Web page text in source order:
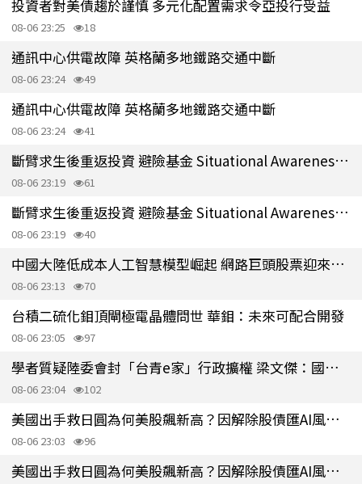
投資者對美債趨於謹慎 多元化配置需求令亞投行受益
08-06 23:25 18
通訊中心供電故障 英格蘭多地鐵路交通中斷
08-06 23:24 49
通訊中心供電故障 英格蘭多地鐵路交通中斷
08-06 23:24 41
斷臂求生後重返投資 避險基金 Situational Awareness 出手押注4億美元
08-06 23:19 61
斷臂求生後重返投資 避險基金 Situational Awareness 出手押注4億美元
08-06 23:19 40
中國大陸低成本人工智慧模型崛起 網路巨頭股票迎來價值重估
08-06 23:13 70
台積二硫化鉬頂閘極電晶體問世 華鉬：未來可配合開發
08-06 23:05 97
學者質疑陸委會封「台青e家」行政擴權 梁文傑：國台辦歡迎來提告
08-06 23:04 102
美國出手救日圓為何美股飆新高？因解除股債匯AI風險連環爆引信
08-06 23:03 96
美國出手救日圓為何美股飆新高？因解除股債匯AI風險連環爆引信